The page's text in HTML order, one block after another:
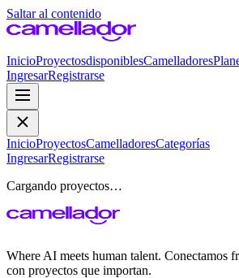
Saltar al contenido
InicioProyectosdisponiblesCamelladores
IngresarRegistrarse
InicioProyectosCamelladoresCategorías
IngresarRegistrarse
Cargando proyectos…
Where AI meets human talent. Conectamos
con proyectos que importan.